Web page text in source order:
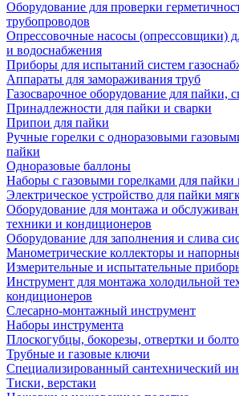
Оборудование для проверки
трубопроводов
Опрессовочные насосы (опрессовщики)
и водоснабжения
Приборы для испытаний систем
Аппараты для замораживания труб
Газосварочное оборудование для пайки,
Принадлежности для пайки и сварки
Припои для пайки
Ручные горелки с одноразовыми
пайки
Одноразовые баллоны
Наборы с газовыми горелками для пайки
Электрическое устройство для пайки
Оборудование для монтажа и
техники и кондиционеров
Оборудование для заполнения и слива
Манометрические коллекторы и
Измерительные и испытательные
Инструмент для монтажа холодильной
кондиционеров
Слесарно-монтажный инструмент
Наборы инструмента
Плоскогубцы, бокорезы, отвертки и
Трубные и газовые ключи
Специализированный сантехнический
Тиски, верстаки